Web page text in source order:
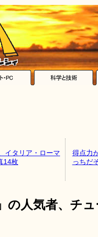
イタリア・ローマ
14枚
得点力
っちだ
の人気者、チ